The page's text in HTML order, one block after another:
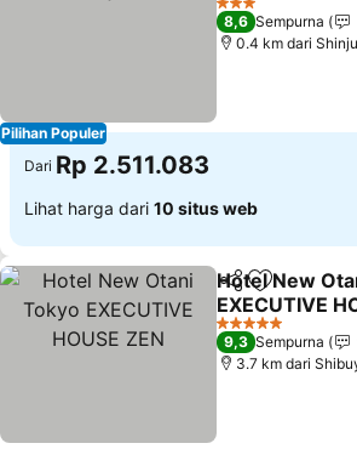
Pilihan Populer
3 Bintang
8,6 Sempurna
0.4 km dari
Dari Rp 2.511.083
Lihat harga dari 10 situs web
Bagikan
Hotel New
EXECUTIVE
5 Bintang
9,3 Sempurna
3.7 km dari